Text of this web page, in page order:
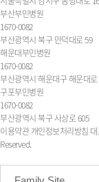
부산부민병원
1670-0082
부산광역시 북구 만덕대로 59
해운대부민병원
1670-0082
부산광역시 해운대구 해운대로
구포부민병원
1670-0082
부산광역시 북구 사상로 605
이용약관 개인정보처리방침
Reserved.